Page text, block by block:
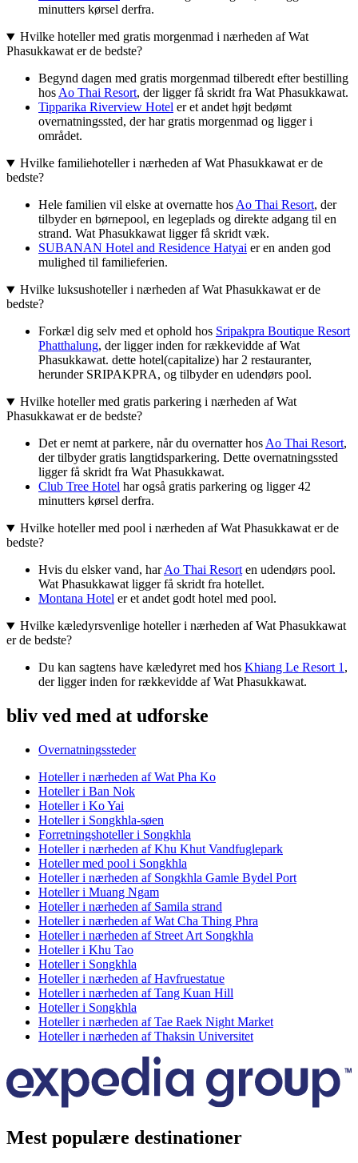
minutters kørsel derfra.
Hvilke hoteller med gratis morgenmad i nærheden af Wat
Phasukkawat er de bedste?
Begynd dagen med gratis morgenmad tilberedt efter bestilling
hosAo Thai Resort, der ligger få skridt fra Wat Phasukkawat.
Tipparika Riverview Hotel er et andet højt bedømt
overnatningssted, der har gratis morgenmad og ligger i
området.
Hvilke familiehoteller i nærheden af Wat Phasukkawat er de
bedste?
Hele familien vil elske at overnatte hosAo Thai Resort, der
tilbyder en børnepool, en legeplads og direkte adgang til en
strand. Wat Phasukkawat ligger få skridt væk.
SUBANAN Hotel and Residence Hatyai er en anden god
mulighed til familieferien.
Hvilke luksushoteller i nærheden af Wat Phasukkawat er de
bedste?
Forkæl dig selv med et ophold hos Sripakpra Boutique Resort
Phatthalung, der ligger inden for rækkevidde af Wat
Phasukkawat. dette hotel(capitalize) har 2 restauranter,
herunder SRIPAKPRA, og tilbyder en udendørs pool.
Hvilke hoteller med gratis parkering i nærheden af Wat
Phasukkawat er de bedste?
Det er nemt at parkere, når du overnatter hosAo Thai Resort,
der tilbyder gratis langtidsparkering. Dette overnatningssted
ligger få skridt fra Wat Phasukkawat.
Club Tree Hotel har også gratis parkering og ligger 42
minutters kørsel derfra.
Hvilke hoteller med pool i nærheden af Wat Phasukkawat er de
bedste?
Hvis du elsker vand, harAo Thai Resorten udendørs pool.
Wat Phasukkawat ligger få skridt fra hotellet.
Montana Hotel er et andet godt hotel med pool.
Hvilke kæledyrsvenlige hoteller i nærheden af Wat Phasukkawat
er de bedste?
Du kan sagtens have kæledyret med hos Khiang Le Resort 1,
der ligger inden for rækkevidde af Wat Phasukkawat.
bliv ved med at udforske
Overnatningssteder
Hoteller i nærheden af Wat Pha Ko
Hoteller i Ban Nok
Hoteller i Ko Yai
Hoteller i Songkhla-søen
Forretningshoteller i Songkhla
Hoteller i nærheden af Khu Khut Vandfuglepark
Hoteller med pool i Songkhla
Hoteller i nærheden af Songkhla Gamle Bydel Port
Hoteller i Muang Ngam
Hoteller i nærheden af Samila strand
Hoteller i nærheden af Wat Cha Thing Phra
Hoteller i nærheden af Street Art Songkhla
Hoteller i Khu Tao
Hoteller i Songkhla
Hoteller i nærheden af Havfruestatue
Hoteller i nærheden af Tang Kuan Hill
Hoteller i Songkhla
Hoteller i nærheden af Tae Raek Night Market
Hoteller i nærheden af Thaksin Universitet
Mest populære destinationer